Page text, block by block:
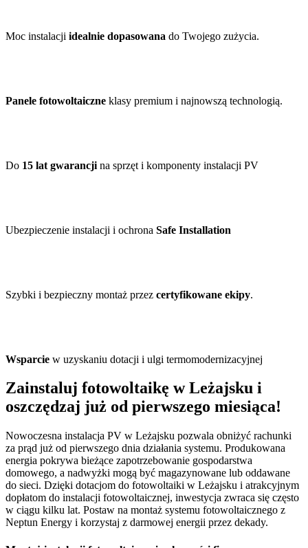
Moc instalacji idealnie dopasowana do Twojego zużycia.
Panele fotowoltaiczne klasy premium i najnowszą technologią.
Do 15 lat gwarancji na sprzęt i komponenty instalacji PV
Ubezpieczenie instalacji i ochrona Safe Installation
Szybki i bezpieczny montaż przez certyfikowane ekipy.
Wsparcie w uzyskaniu dotacji i ulgi termomodernizacyjnej
Zainstaluj fotowoltaikę w Leżajsku i
oszczędzaj już od pierwszego miesiąca!
Nowoczesna instalacja PV w Leżajsku pozwala obniżyć rachunki
za prąd już od pierwszego dnia działania systemu. Produkowana
energia pokrywa bieżące zapotrzebowanie gospodarstwa
domowego, a nadwyżki mogą być magazynowane lub oddawane
do sieci. Dzięki dotacjom do fotowoltaiki w Leżajsku i atrakcyjnym
dopłatom do instalacji fotowoltaicznej, inwestycja zwraca się często
w ciągu kilku lat. Postaw na montaż systemu fotowoltaicznego z
Neptun Energy i korzystaj z darmowej energii przez dekady.